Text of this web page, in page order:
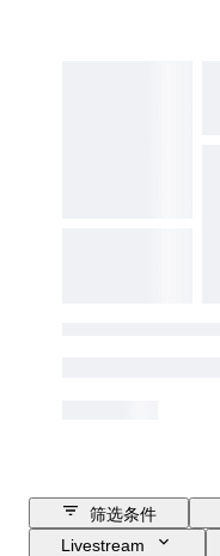
筛选条件
Livestream